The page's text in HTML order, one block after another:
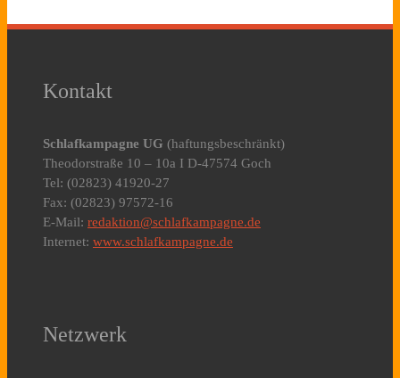
Kontakt
Schlafkampagne UG (haftungsbeschränkt)
Theodorstraße 10 – 10a I D-47574 Goch
Tel: (02823) 41920-27
Fax: (02823) 97572-16
E-Mail: redaktion@schlafkampagne.de
Internet: www.schlafkampagne.de
Netzwerk